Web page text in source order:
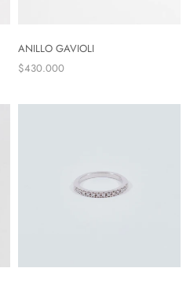
ANILLO GAVIOLI
$430.000